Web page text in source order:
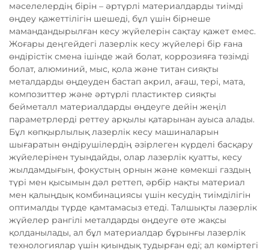
мәселелердің бірін – әртүрлі материалдарды тиімді
өңдеу қажеттілігін шешеді, бұл үшін бірнеше
мамандандырылған кесу жүйелерін сақтау қажет емес.
Жоғары деңгейдегі лазерлік кесу жүйелері бір ғана
өндірістік смена ішінде жай болат, коррозияға төзімді
болат, алюминий, мыс, қола және титан сияқты
металдарды өңдеуден бастап акрил, ағаш, тері, мата,
композиттер және әртүрлі пластиктер сияқты
бейметалл материалдарды өңдеуге дейін жеңіл
параметрлерді реттеу арқылы қатарынан ауыса алады.
Бұл көпқырлылық лазерлік кесу машиналарын
шығаратын өндірушілердің әзірлеген күрделі басқару
жүйелерінен туындайды, олар лазерлік қуатты, кесу
жылдамдығын, фокустың орнын және көмекші газдың
түрі мен қысымын дәл реттеп, әрбір нақты материал
мен қалыңдық комбинациясы үшін кесудің тиімділігін
оптималды түрде қамтамасыз етеді. Талшықты лазерлік
жүйелер рангілі металдарды өңдеуге өте жақсы
қолданылады, ал бұл материалдар бұрынғы лазерлік
технологиялар үшін қиындық тудырған еді; ал көміртегі